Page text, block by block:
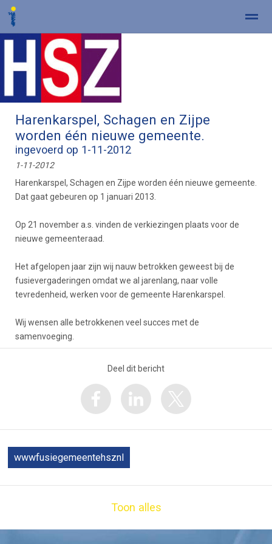
Home Zoeken
Harenkarspel, Schagen en Zijpe
worden één nieuwe gemeente.
ingevoerd op 1-11-2012
1-11-2012
Harenkarspel, Schagen en Zijpe worden één nieuwe gemeente.
Dat gaat gebeuren op 1 januari 2013.
Op 21 november a.s. vinden de verkiezingen plaats voor de
nieuwe gemeenteraad.
Het afgelopen jaar zijn wij nauw betrokken geweest bij de
fusievergaderingen omdat we al jarenlang, naar volle
tevredenheid, werken voor de gemeente Harenkarspel.
Wij wensen alle betrokkenen veel succes met de
samenvoeging.
Deel dit bericht
wwwfusiegemeentehsznl
Toon alles